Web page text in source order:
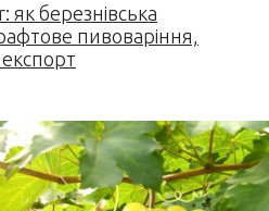
як березнівська
пивоваріння,
експорт